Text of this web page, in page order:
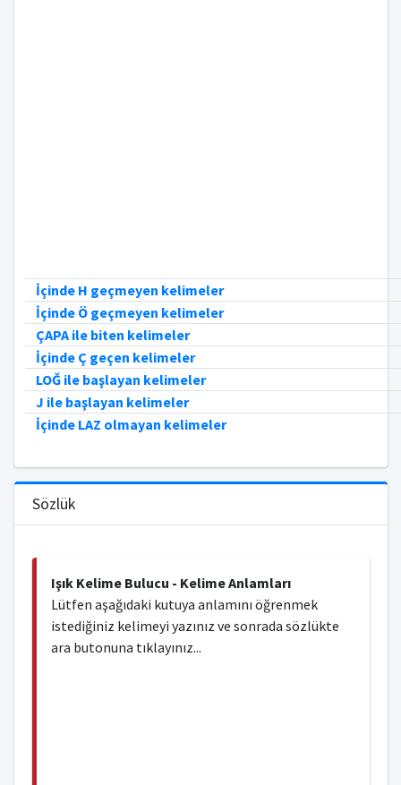
İçinde H geçmeyen kelimeler
İçinde Ö geçmeyen kelimeler
ÇAPA ile biten kelimeler
İçinde Ç geçen kelimeler
LOĞ ile başlayan kelimeler
J ile başlayan kelimeler
İçinde LAZ olmayan kelimeler
Sözlük
Işık Kelime Bulucu - Kelime Anlamları
Lütfen aşağıdaki kutuya anlamını öğrenmek
istediğiniz kelimeyi yazınız ve sonrada sözlükte
ara butonuna tıklayınız...